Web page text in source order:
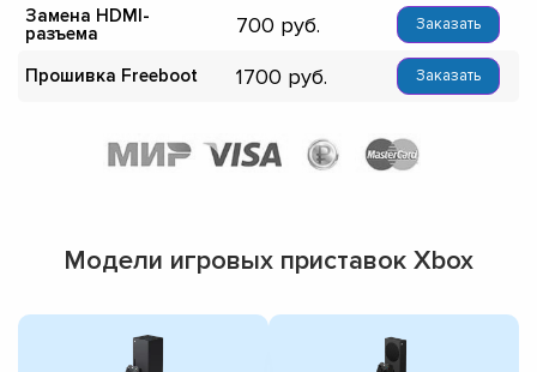
Замена HDMI-
разъема
700 Заказать
Прошивка Freeboot 1700 Заказать
Модели игровых приставок Xbox